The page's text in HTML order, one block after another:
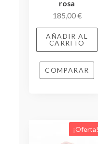
rosa
185,00€
AÑADIR AL
CARRITO
COMPARAR
¡Oferta!